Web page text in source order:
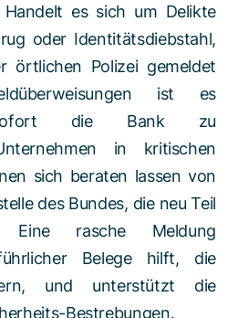
es sich um Delikte
oder Identitätsdiebstahl,
örtlichen Polizei gemeldet
ist es
sofort die Bank zu
in kritischen
sich beraten lassen von
des Bundes, die neu Teil
rasche Meldung
Belege hilft, die
und unterstützt die
Bestrebungen.